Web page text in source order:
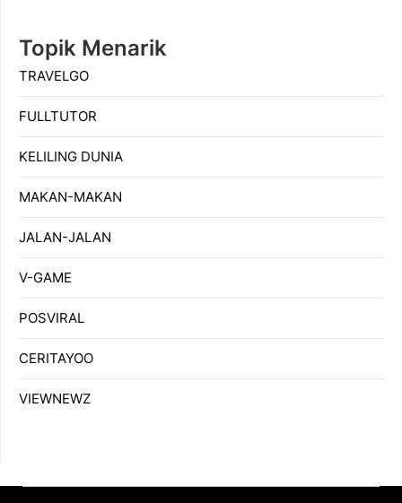
Topik Menarik
TRAVELGO
FULLTUTOR
KELILING DUNIA
MAKAN-MAKAN
JALAN-JALAN
V-GAME
POSVIRAL
CERITAYOO
VIEWNEWZ